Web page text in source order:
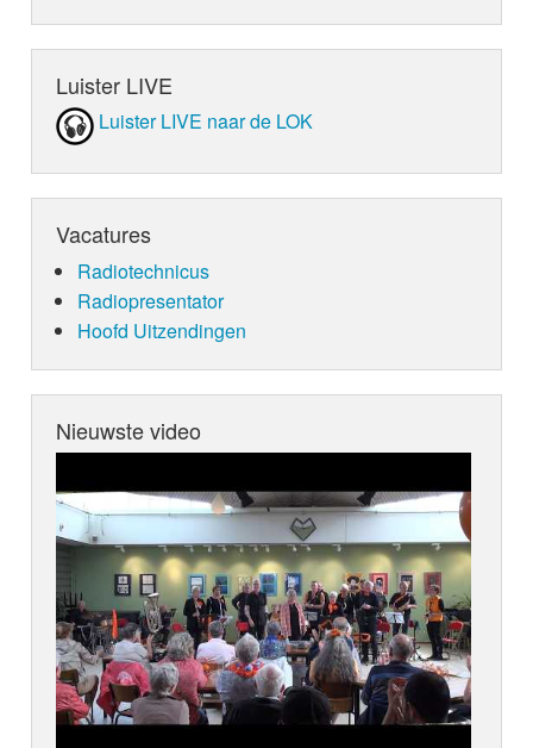
Luister LIVE
Luister LIVE naar de LOK
Vacatures
Radiotechnicus
Radiopresentator
Hoofd Uitzendingen
Nieuwste video